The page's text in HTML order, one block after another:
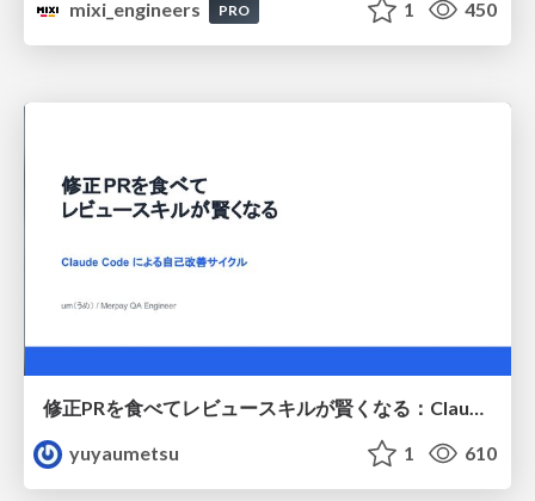
mixi_engineers PRO 1 450
修正PRを食べてレビュースキルが賢くなる：Claude Codeによる自己改善サイクル
yuyaumetsu
1 610